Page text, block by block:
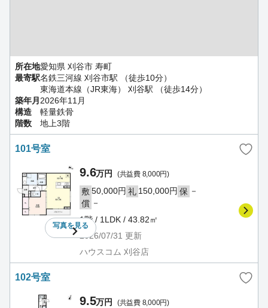
所在地愛知県 刈谷市 寿町
最寄駅名鉄三河線 刈谷市駅 （徒歩10分）
東海道本線（JR東海） 刈谷駅 （徒歩14分）
築年月2026年11月
構造
軽量鉄骨
階数
地上3階
101号室
写真を見る
9.6万円 (共益費 8,000円)
敷50,000円 礼 150,000円 保 －
償 －
1階 / 1LDK / 43.82㎡
2026/07/31 更新
ハウスコム 刈谷店
102号室
9.5万円 (共益費 8,000円)